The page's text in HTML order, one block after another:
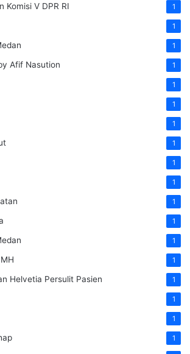
Komisi V DPR RI 1
1
1
Afif Nasution 1
1
1
1
1
1
1
1
1
1
1
Helvetia Persulit Pasien 1
1
1
1